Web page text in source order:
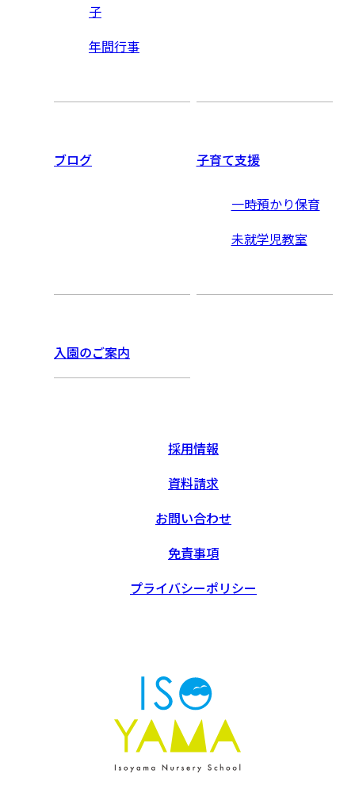
子
年間行事
ブログ 子育て支援
一時預かり保育
未就学児教室
入園のご案内
採用情報
資料請求
お問い合わせ
免責事項
プライバシーポリシー